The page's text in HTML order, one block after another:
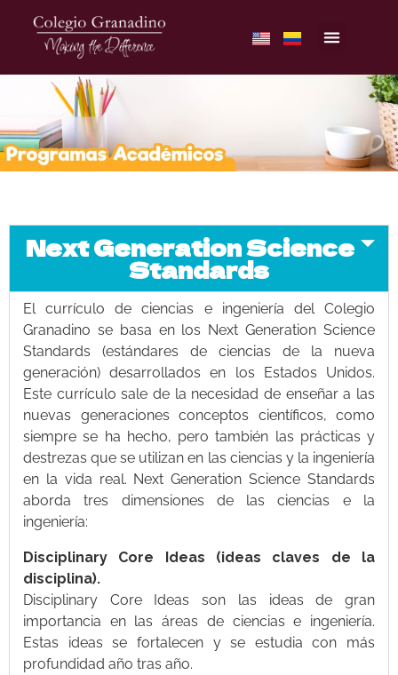
Next Generation Science
Standards
El currículo de ciencias e ingeniería del Colegio
Granadino se basa en los Next Generation Science
Standards (estándares de ciencias de la nueva
generación) desarrollados en los Estados Unidos.
Este currículo sale de la necesidad de enseñar a las
nuevas generaciones conceptos científicos, como
siempre se ha hecho, pero también las prácticas y
destrezas que se utilizan en las ciencias y la ingeniería
en la vida real. Next Generation Science Standards
aborda tres dimensiones de las ciencias e la
ingeniería:
Disciplinary Core Ideas (ideas claves de la
disciplina).
Disciplinary Core Ideas son las ideas de gran
importancia en las áreas de ciencias e ingeniería.
Estas ideas se fortalecen y se estudia con más
profundidad año tras año.